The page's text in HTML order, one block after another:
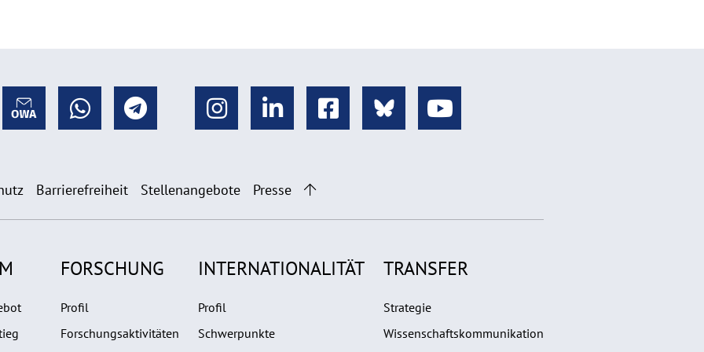
Barrierefreiheit Stellenangebote Presse
FORSCHUNG
Profil
Forschungsaktivitäten
INTERNATIONALITÄT
Profil
Schwerpunkte
TRANSFER
Strategie
Wissenschaftskommunikation